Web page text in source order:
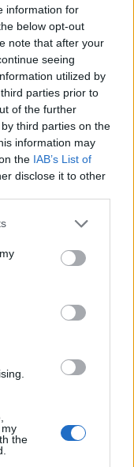
information for
below opt-out
note that after your
seeing
utilized by
parties prior to
of the further
third parties on the
information may
the IAB’s List of
disclose it to other
the
14. rész
nem hiszünk a
az örökölt árnyak
zsenialitása